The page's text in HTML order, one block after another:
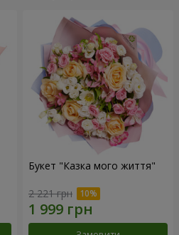
Букет "Казка мого життя"
2 221 грн